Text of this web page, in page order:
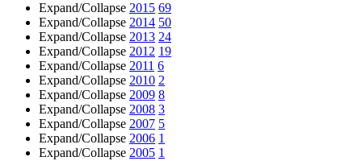
Expand/Collapse 2015 69
Expand/Collapse 2014 50
Expand/Collapse 2013 24
Expand/Collapse 2012 19
Expand/Collapse 2011 6
Expand/Collapse 2010 2
Expand/Collapse 2009 8
Expand/Collapse 2008 3
Expand/Collapse 2007 5
Expand/Collapse 2006 1
Expand/Collapse 2005 1